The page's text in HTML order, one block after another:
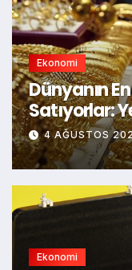
Ekonomi
Dünyanın
Satıyorlar:
Kadar İtiraf
4 AĞUSTOS
Ekonomi